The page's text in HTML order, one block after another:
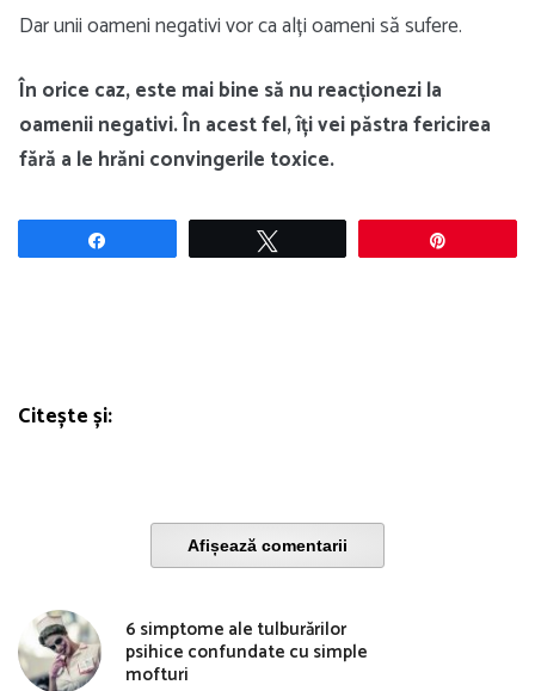
Dar unii oameni negativi vor ca alți oameni să sufere.
În orice caz, este mai bine să nu reacționezi la
oamenii negativi. În acest fel, îți vei păstra fericirea
fără a le hrăni convingerile toxice.
Citește și:
Afișează comentarii
6 simptome ale tulburărilor
psihice confundate cu simple
mofturi